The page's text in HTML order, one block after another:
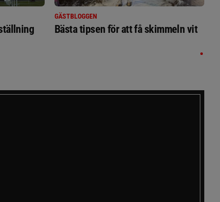
GÄSTBLOGGEN
Bästa tipsen för att få skimmeln vit